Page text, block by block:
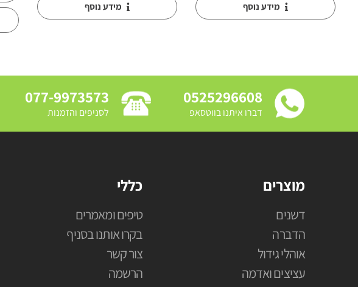
מידע נוסף מידע נוסף
0525296608
דברו איתנו בווטסאפ
077-9973573
לסניפים והזמנות
מוצרים
דשנים
הדברה
אוהלי גידול
עציצים ואדמה
כללי
טיפים ומאמרים
בקרו אותנו בסניף
צור קשר
הרשמה